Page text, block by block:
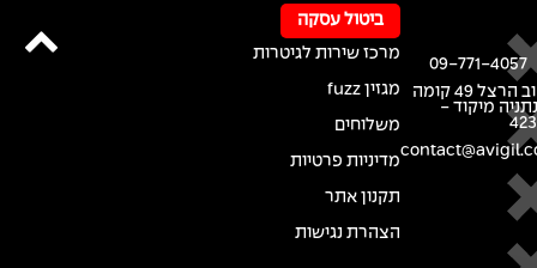
רחוב הרצל 49 קומה
מיקוד -
09-771-4057
ביטול עסקה
מרכז שירות לגיטרות
מגזין fuzz
משלוחים
מדיניות פרטיות
תקנון אתר
הצהרת נגישות